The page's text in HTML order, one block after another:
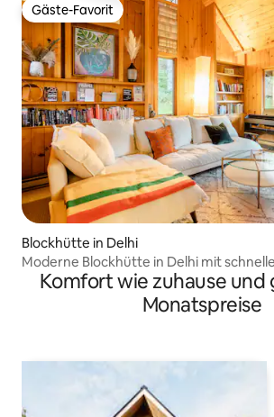
Gäste-Favorit
Gäste-Favorit
Blockhütte in Delhi
Moderne Blockhütte in Delhi mit
Komfort wie zuhause und
Monatspreise